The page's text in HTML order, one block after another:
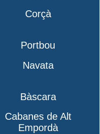
Corçà
Portbou
Navata
Bàscara
Cabanes de Alt
Empordà